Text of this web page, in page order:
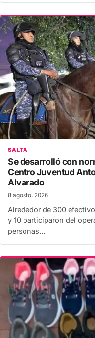
SALTA
Se desarrolló con
Centro Juventud
Alvarado
8 agosto, 2026
Alrededor de 300
y 10 participaron del
personas…